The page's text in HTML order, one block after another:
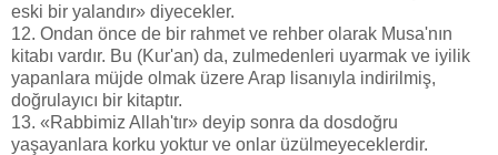
eski bir yalandır» diyecekler.
12. Ondan önce de bir rahmet ve rehber olarak Musa'nın
kitabı vardır. Bu (Kur'an) da, zulmedenleri uyarmak ve iyilik
yapanlara müjde olmak üzere Arap lisanıyla indirilmiş,
doğrulayıcı bir kitaptır.
13. «Rabbimiz Allah'tır» deyip sonra da dosdoğru
yaşayanlara korku yoktur ve onlar üzülmeyeceklerdir.